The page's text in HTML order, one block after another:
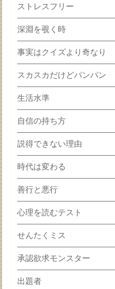
ストレスフリー
深淵を覗く時
事実はクイズより奇なり
スカスカだけどパンパン
生活水準
自信の持ち方
説得できない理由
時代は変わる
善行と悪行
心理を読むテスト
せんたくミス
承認欲求モンスター
出題者